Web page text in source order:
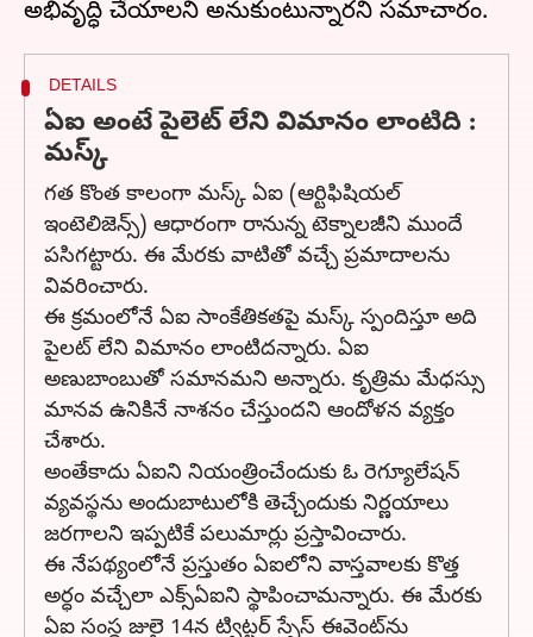
DETAILS
ఏఐ అంటే పైలెట్ లేని విమానం లాంటిది :
మస్క్
గత కొంత కాలంగా మస్క్‌ ఏఐ (ఆర్టిఫిషియల్
ఇంటెలిజెన్స్) ఆధారంగా రానున్న టెక్నాలజీని ముందే
పసిగట్టారు. ఈ మేరకు వాటితో వచ్చే ప్రమాదాలను
వివరించారు.
ఈ క్రమంలోనే ఏఐ సాంకేతికతపై మస్క్ స్పందిస్తూ అది
పైలట్ లేని విమానం లాంటిదన్నారు. ఏఐ
అణుబాంబుతో సమానమని అన్నారు. కృత్రిమ మేధస్సు
మానవ ఉనికినే నాశనం చేస్తుందని ఆందోళన వ్యక్తం
చేశారు.
అంతేకాదు ఏఐని నియంత్రించేందుకు ఓ రెగ్యూలేషన్‌
వ్యవస్థను అందుబాటులోకి తెచ్చేందుకు నిర్ణయాలు
జరగాలని ఇప్పటికే పలుమార్లు ప్రస్తావించారు.
ఈ నేపథ్యంలోనే ప్రస్తుతం ఏఐలోని వాస్తవాలకు కొత్త
అర్ధం వచ్చేలా ఎక్స్‌ఏఐని స్థాపించామన్నారు. ఈ మేరకు
ఏఐ సంస్థ జులై 14న ట్విట్టర్ స్పేస్‌ ఈవెంట్‌ను